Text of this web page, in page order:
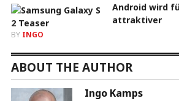
Android wird
attraktiver
BY INGO
ABOUT THE AUTHOR
Ingo Kamps